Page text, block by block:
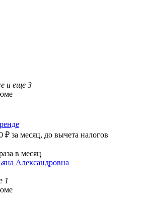
и еще 3
₽ за месяц, до вычета налогов
в месяц
Александровна
1